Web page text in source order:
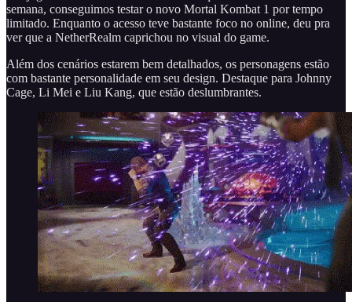
semana, conseguimos testar o novo Mortal Kombat 1 por tempo
limitado. Enquanto o acesso teve bastante foco no online, deu pra
ver que a NetherRealm caprichou no visual do game.
Além dos cenários estarem bem detalhados, os personagens estão
com bastante personalidade em seu design. Destaque para Johnny
Cage, Li Mei e Liu Kang, que estão deslumbrantes.